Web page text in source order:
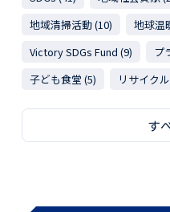
地域清掃活動 (10)
地球温
Victory SDGs Fund (9)
プ
子ども食堂 (5)
リサイク
す